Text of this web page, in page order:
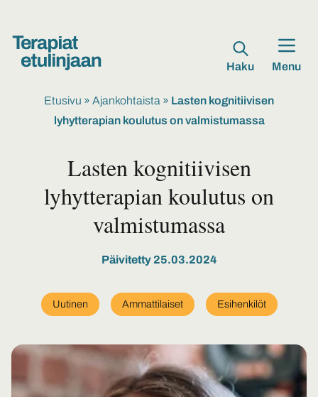
Haku Menu
Etusivu » Ajankohtaista » Lasten kognitiivisen
lyhytterapian koulutus on valmistumassa
Lasten kognitiivisen
lyhytterapian koulutus on
valmistumassa
Päivitetty 25.03.2024
Uutinen Ammattilaiset Esihenkilöt